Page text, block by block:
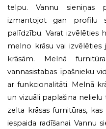
telpu. Vannu sieniņas
izmantojot gan profilu
palīdzību. Varat izvēlēties
melno krāsu vai izvēlēties
krāsām. Melnā
vannasistabas īpašnieku
ar funkcionalitāti. Melnā
un vizuāli paplašina
zelta krāsas furnitūras,
iespaida radīšanai. Vannu